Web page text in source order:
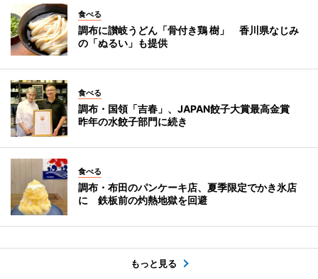
食べる
調布に讃岐うどん「骨付き鶏 樹」 香川県なじみ
の「ぬるい」も提供
食べる
調布・国領「吉春」、JAPAN餃子大賞最高金賞
昨年の水餃子部門に続き
食べる
調布・布田のパンケーキ店、夏季限定でかき氷店
に 鉄板前の灼熱地獄を回避
もっと見る